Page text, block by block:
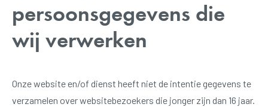
persoonsgegevens die
wij verwerken
Onze website en/of dienst heeft niet de intentie gegevens te
verzamelen over websitebezoekers die jonger zijn dan 16 jaar.